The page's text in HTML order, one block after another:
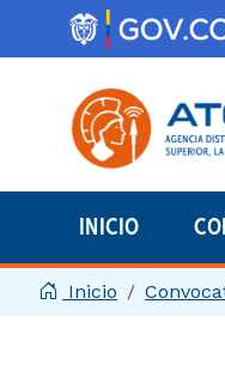
Pasar al contenido
Menú
INICIO
Inicio